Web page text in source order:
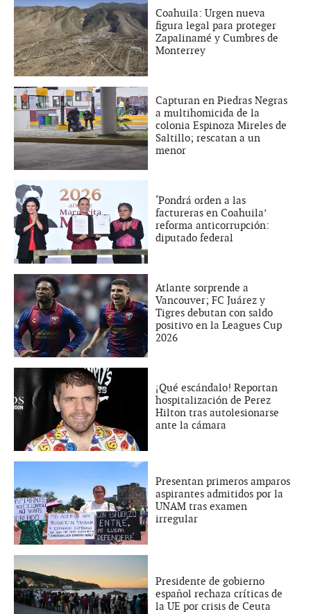
Coahuila: Urgen nueva
figura legal para proteger
Zapalinamé y Cumbres de
Monterrey
Capturan en Piedras Negras
a multihomicida de la
colonia Espinoza Mireles de
Saltillo; rescatan a un
menor
‘Pondrá orden a las
factureras en Coahuila’
reforma anticorrupción:
diputado federal
Atlante sorprende a
Vancouver; FC Juárez y
Tigres debutan con saldo
positivo en la Leagues Cup
2026
¡Qué escándalo! Reportan
hospitalización de Perez
Hilton tras autolesionarse
ante la cámara
Presentan primeros amparos
aspirantes admitidos por la
UNAM tras examen
irregular
Presidente de gobierno
español rechaza críticas de
la UE por crisis de Ceuta